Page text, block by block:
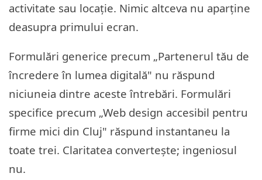
activitate sau locație. Nimic altceva nu aparține
deasupra primului ecran.
Formulări generice precum „Partenerul tău de
încredere în lumea digitală" nu răspund
niciuneia dintre aceste întrebări. Formulări
specifice precum „Web design accesibil pentru
firme mici din Cluj" răspund instantaneu la
toate trei. Claritatea convertește; ingeniosul
nu.